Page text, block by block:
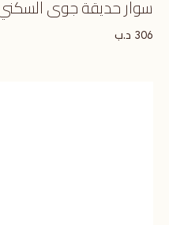
سوار حديقة جوى السكني
306 د.ب